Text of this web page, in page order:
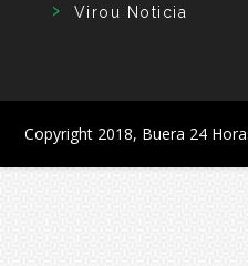
Virou Noticia
Copyright 2018, Buera 24